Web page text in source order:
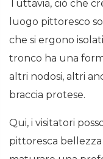
Tuttavia, ciò che
luogo pittoresco
che si ergono
tronco ha una
altri nodosi, altri
braccia protese.
Qui, i visitatori
pittoresca